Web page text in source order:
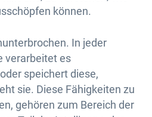
können.
In jeder
verarbeitet es
speichert diese,
sie. Diese Fähigkeiten zu
gehören zum Bereich der